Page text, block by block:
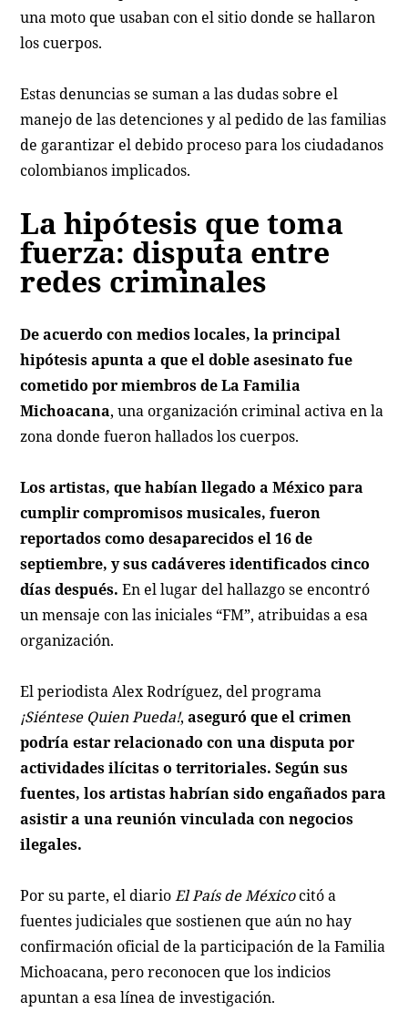
una moto que usaban con el sitio donde se hallaron
los cuerpos.
Estas denuncias se suman a las dudas sobre el
manejo de las detenciones y al pedido de las familias
de garantizar el debido proceso para los ciudadanos
colombianos implicados.
La hipótesis que toma
fuerza: disputa entre
redes criminales
De acuerdo con medios locales, la principal
hipótesis apunta a que el doble asesinato fue
cometido por miembros de La Familia
Michoacana, una organización criminal activa en la
zona donde fueron hallados los cuerpos.
Los artistas, que habían llegado a México para
cumplir compromisos musicales, fueron
reportados como desaparecidos el 16 de
septiembre, y sus cadáveres identificados cinco
días después.En el lugar del hallazgo se encontró
un mensaje con las iniciales “FM”, atribuidas a esa
organización.
El periodista Alex Rodríguez, del programa
¡Siéntese Quien Pueda!,aseguró que el crimen
podría estar relacionado con una disputa por
actividades ilícitas o territoriales. Según sus
fuentes, los artistas habrían sido engañados para
asistir a una reunión vinculada con negocios
ilegales.
Por su parte, el diarioEl País de Méxicocitó a
fuentes judiciales que sostienen que aún no hay
confirmación oficial de la participación de la Familia
Michoacana, pero reconocen que los indicios
apuntan a esa línea de investigación.